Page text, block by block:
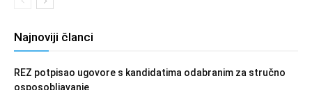
Najnoviji članci
REZ potpisao ugovore s kandidatima odabranim za stručno
osposobljavanje